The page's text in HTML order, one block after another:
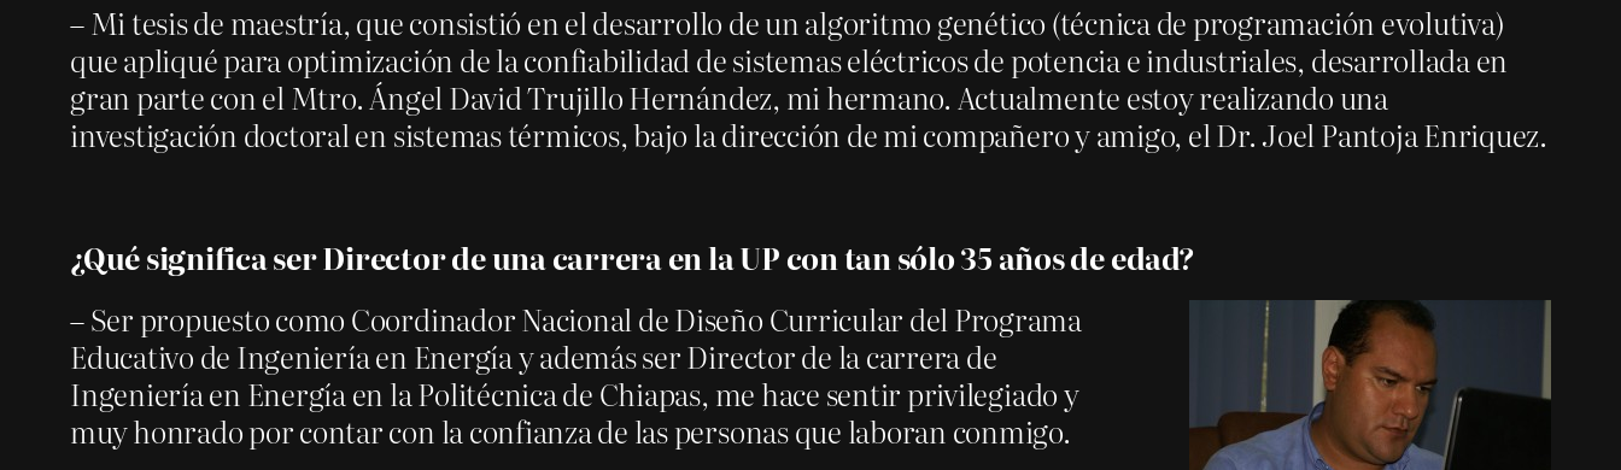
– Mi tesis de maestría, que consistió en el desarrollo de un algoritmo genético (técnica de programación evolutiva)
que apliqué para optimización de la confiabilidad de sistemas eléctricos de potencia e industriales, desarrollada en
gran parte con el Mtro. Ángel David Trujillo Hernández, mi hermano. Actualmente estoy realizando una
investigación doctoral en sistemas térmicos, bajo la dirección de mi compañero y amigo, el Dr. Joel Pantoja Enriquez.
¿Qué significa ser Director de una carrera en la UP con tan sólo 35 años de edad?
– Ser propuesto como Coordinador Nacional de Diseño Curricular del Programa
Educativo de Ingeniería en Energía y además ser Director de la carrera de
Ingeniería en Energía en la Politécnica de Chiapas, me hace sentir privilegiado y
muy honrado por contar con la confianza de las personas que laboran conmigo.